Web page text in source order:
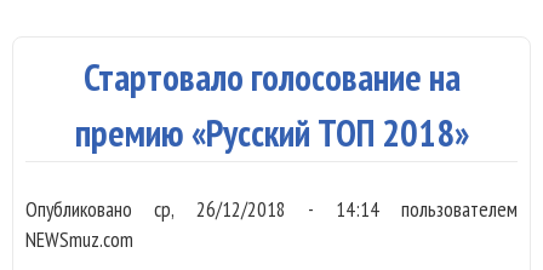
Стартовало голосование на
премию «Русский ТОП 2018»
Опубликованоср, 26/12/2018 - 14:14пользователем
NEWSmuz.com